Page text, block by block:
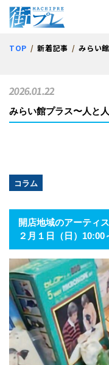
街
TOP 新着記事 みらい館プラス〜
みらい館プラス〜人と
コラム
2026.01.22
開店地域のアーティ
２月１日（日）10:00